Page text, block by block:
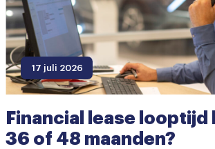
17 juli 2026
Financial lease looptijd
36 of 48 maanden?